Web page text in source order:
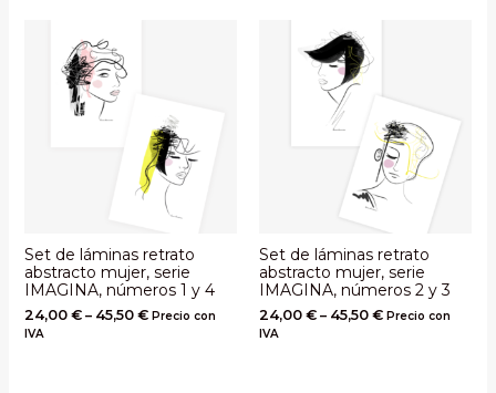
Set de láminas retrato
abstracto mujer, serie
IMAGINA, números 1 y 4
24,00 €– 45,50 € Precio con
IVA
Set de láminas retrato
abstracto mujer, serie
IMAGINA, números 2 y 3
24,00 € – 45,50 € Precio con
IVA